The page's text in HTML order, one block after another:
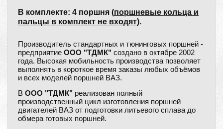
В комплекте: 4 поршня (поршневые кольца и
пальцы в комплект не входят).
Производитель стандартных и тюнинговых поршней -
предприятие ООО "ТДМК" создано в октябре 2002
года. Высокая мобильность производства позволяет
выполнять в короткое время заказы любых объёмов
и всех моделей поршней ВАЗ.
В ООО "ТДМК" реализован полный
производственный цикл изготовления поршней
двигателей ВАЗ от подготовки литьевого сплава до
обмера готовых поршней.